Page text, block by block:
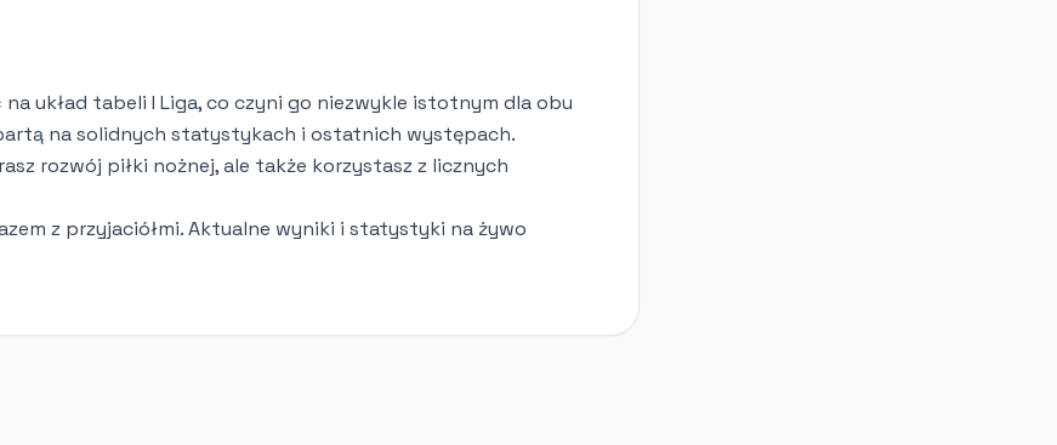
układ tabeli I Liga, co czyni go niezwykle istotnym dla obu
na solidnych statystykach i ostatnich występach.
rozwój piłki nożnej, ale także korzystasz z licznych
z przyjaciółmi. Aktualne wyniki i statystyki na żywo